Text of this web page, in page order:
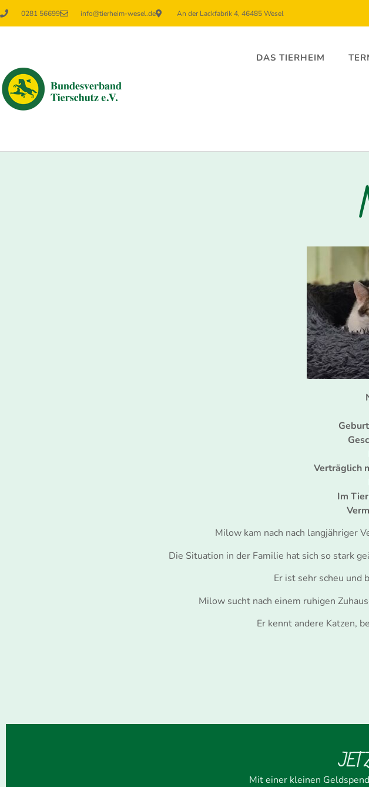
0281 56699 info@tierheim-wesel.de An der Lackfabrik 4, 46485 Wesel
DAS TIERHEIM
Verträglich
Im
Milow kam nach nach langjähriger
Die Situation in der Familie hat sich so stark
Er ist sehr scheu und
Milow sucht nach einem ruhigen
Er kennt andere Katzen,
Mit einer kleinen